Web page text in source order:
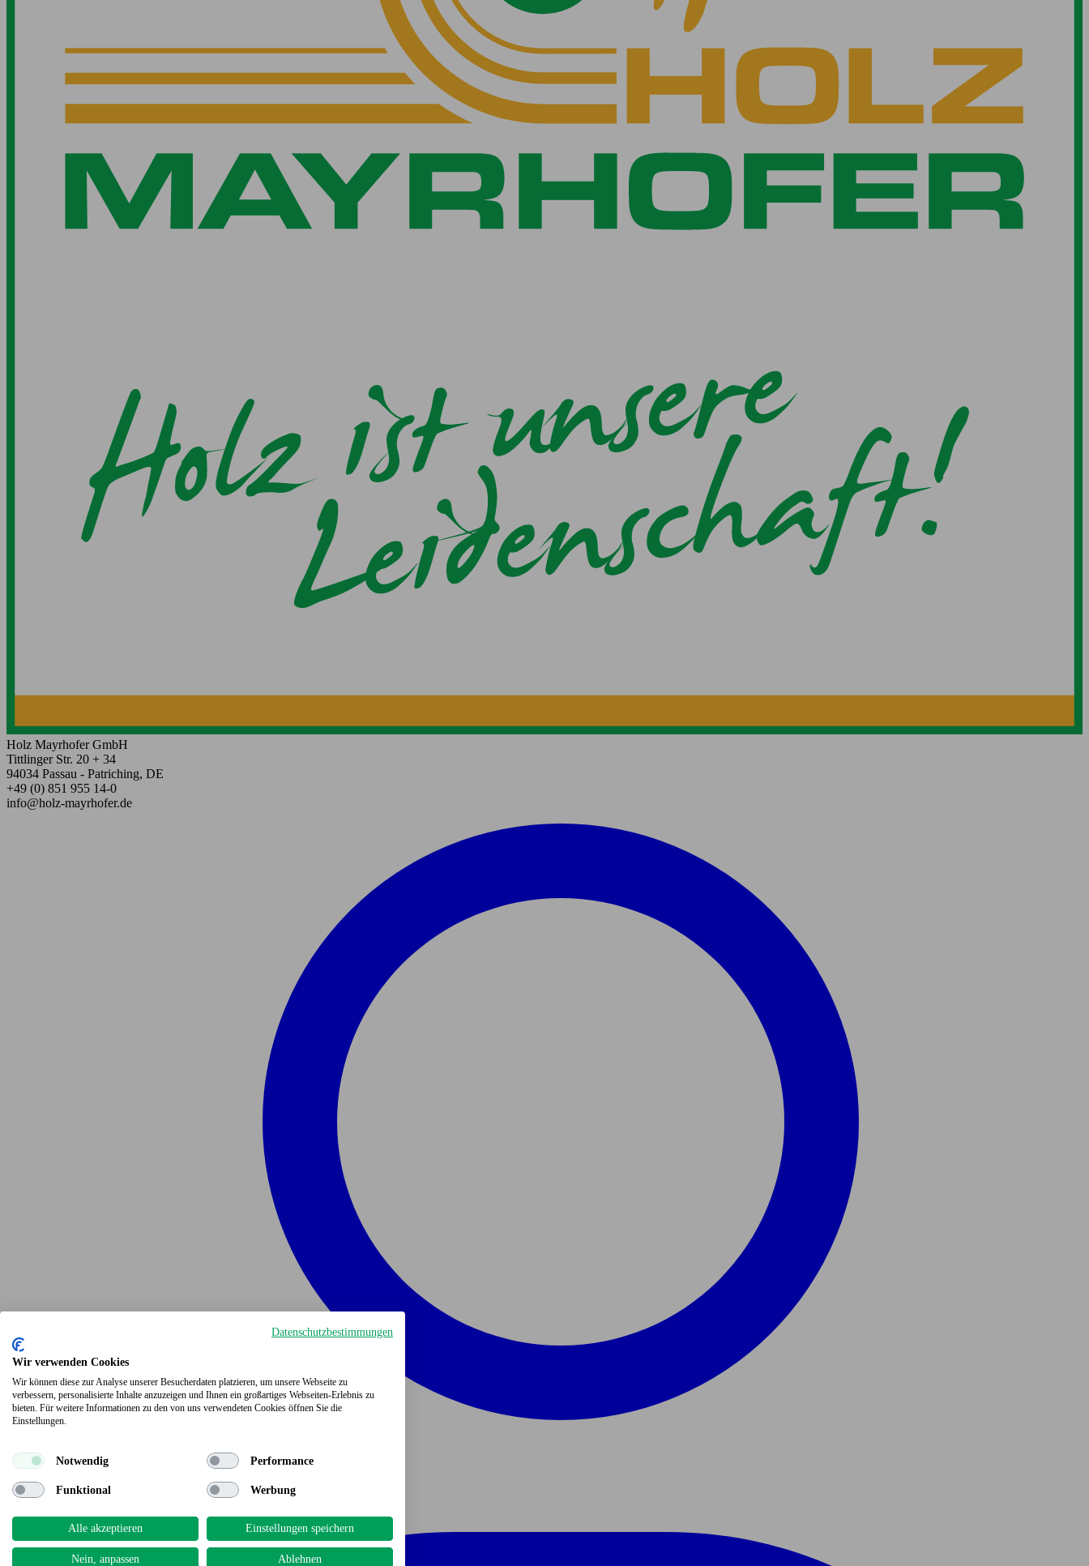
Holz Mayrhofer GmbH
Tittlinger Str. 20 + 34
94034 Passau - Patriching, DE
+49 (0) 851 955 14-0
info@holz-mayrhofer.de
Datenschutzbestimmungen
Wir verwenden Cookies
Wir können diese zur Analyse unserer Besucherdaten platzieren, um unsere Webseite zu
verbessern, personalisierte Inhalte anzuzeigen und Ihnen ein großartiges Webseiten-Erlebnis zu
bieten. Für weitere Informationen zu den von uns verwendeten Cookies öffnen Sie die
Einstellungen.
Notwendig Performance
Funktional Werbung
Alle akzeptieren Einstellungen speichern
Nein, anpassen Ablehnen